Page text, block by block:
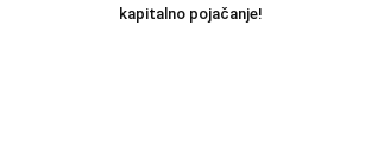
kapitalno pojačanje!